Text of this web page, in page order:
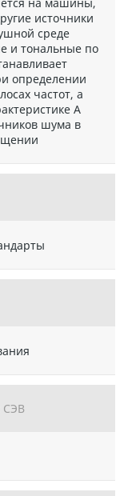
на машины,
источники
среде
и тональные по
определении
частот, а
А
шума в
СЭВ